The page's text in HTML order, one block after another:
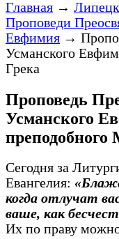
Главная →
Проповеди
Евфимия →
Усманского
Грека
Проповедь
Усманского
преподобного
Сегодня за
Евангелия:
когда отлучат
ваше, как
Их по праву